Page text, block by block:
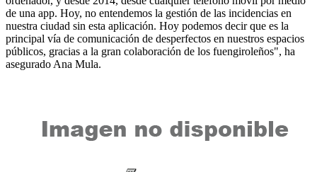
de una app. Hoy, no entendemos la gestión de las incidencias en
nuestra ciudad sin esta aplicación. Hoy podemos decir que es la
principal vía de comunicación de desperfectos en nuestros espacios
públicos, gracias a la gran colaboración de los fuengiroleños", ha
asegurado Ana Mula.